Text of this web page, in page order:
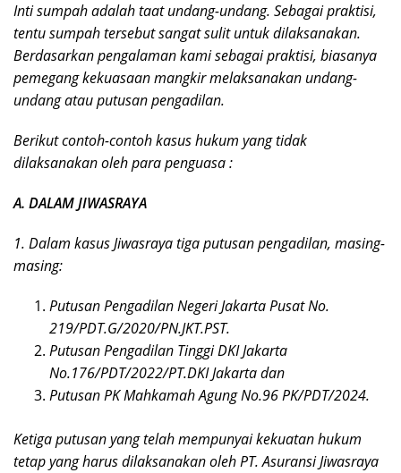
Inti sumpah adalah taat undang-undang. Sebagai praktisi,
tentu sumpah tersebut sangat sulit untuk dilaksanakan.
Berdasarkan pengalaman kami sebagai praktisi, biasanya
pemegang kekuasaan mangkir melaksanakan undang-
undang atau putusan pengadilan.
Berikut contoh-contoh kasus hukum yang tidak
dilaksanakan oleh para penguasa :
A. DALAM JIWASRAYA
1. Dalam kasus Jiwasraya tiga putusan pengadilan, masing-
masing:
Putusan Pengadilan Negeri Jakarta Pusat No.
219/PDT.G/2020/PN.JKT.PST.
Putusan Pengadilan Tinggi DKI Jakarta
No.176/PDT/2022/PT.DKI Jakarta dan
Putusan PK Mahkamah Agung No.96 PK/PDT/2024.
Ketiga putusan yang telah mempunyai kekuatan hukum
tetap yang harus dilaksanakan oleh PT. Asuransi Jiwasraya